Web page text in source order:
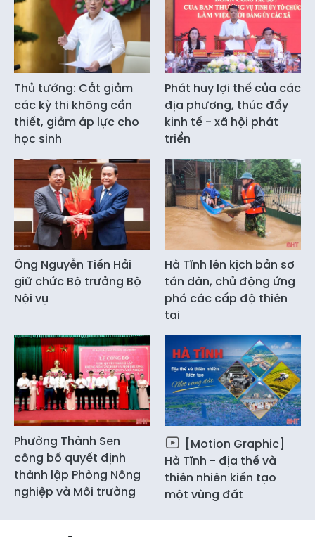
Thủ tướng: Cắt giảm
các kỳ thi không cần
thiết, giảm áp lực cho
học sinh
Phát huy lợi thế của các
địa phương, thúc đẩy
kinh tế - xã hội phát
triển
Ông Nguyễn Tiến Hải
giữ chức Bộ trưởng Bộ
Nội vụ
Hà Tĩnh lên kịch bản sơ
tán dân, chủ động ứng
phó các cấp độ thiên
tai
Phường Thành Sen
công bố quyết định
thành lập Phòng Nông
nghiệp và Môi trường
[Motion Graphic]
Hà Tĩnh - địa thế và
thiên nhiên kiến tạo
một vùng đất